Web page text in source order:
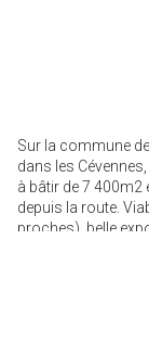
Sur la commune
dans les
à bâtir de 7 400m2
depuis la route.
proches), belle
Ce bien nous a
plaisir que nous
complémentaires